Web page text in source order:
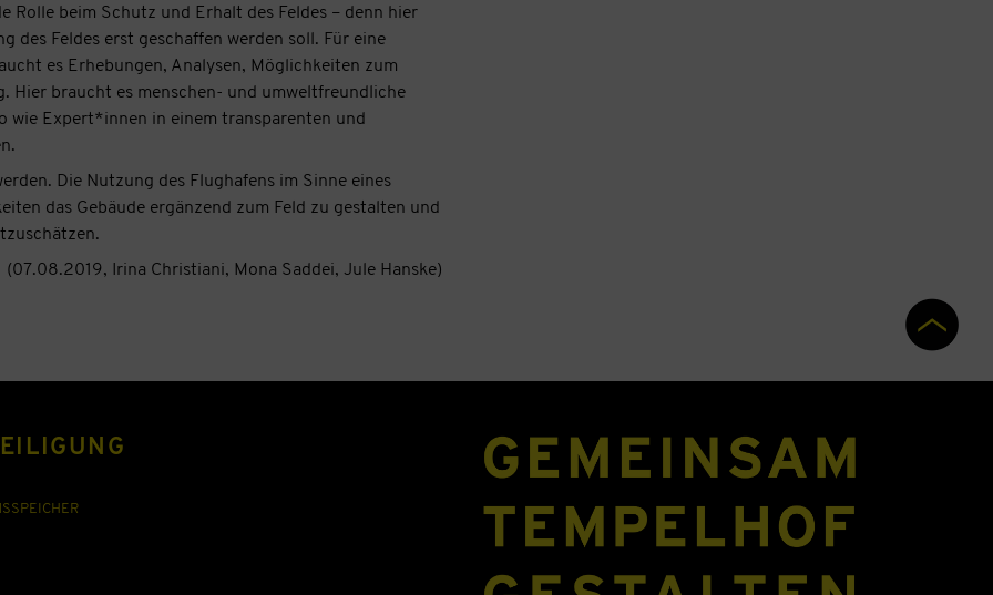
Rolle beim Schutz und Erhalt des Feldes – denn hier
des Feldes erst geschaffen werden soll. Für eine
es Erhebungen, Analysen, Möglichkeiten zum
Hier braucht es menschen- und umweltfreundliche
wie Expert*innen in einem transparenten und
Die Nutzung des Flughafens im Sinne eines
das Gebäude ergänzend zum Feld zu gestalten und
(07.08.2019, Irina Christiani, Mona Saddei, Jule Hanske)